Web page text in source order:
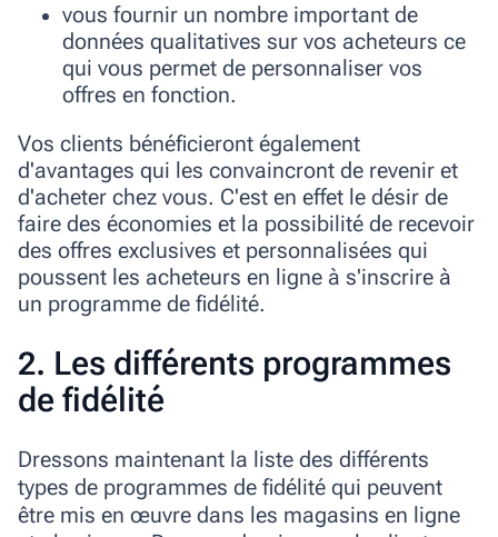
vous fournir un nombre important de
données qualitatives sur vos acheteurs ce
qui vous permet de personnaliser vos
offres en fonction.
Vos clients bénéficieront également
d'avantages qui les convaincront de revenir et
d'acheter chez vous. C'est en effet le désir de
faire des économies et la possibilité de recevoir
des offres exclusives et personnalisées qui
poussent les acheteurs en ligne à s'inscrire à
un programme de fidélité.
2. Les différents programmes
de fidélité
Dressons maintenant la liste des différents
types de programmes de fidélité qui peuvent
être mis en œuvre dans les magasins en ligne